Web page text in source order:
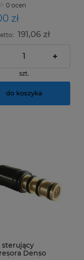
0 ocen
zł
191,06 zł
+
szt.
do koszyka
sterujący
Denso